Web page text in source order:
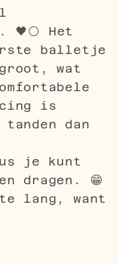
Het
balletje
wat
is
dan
je kunt
dragen. 😁
lang, want